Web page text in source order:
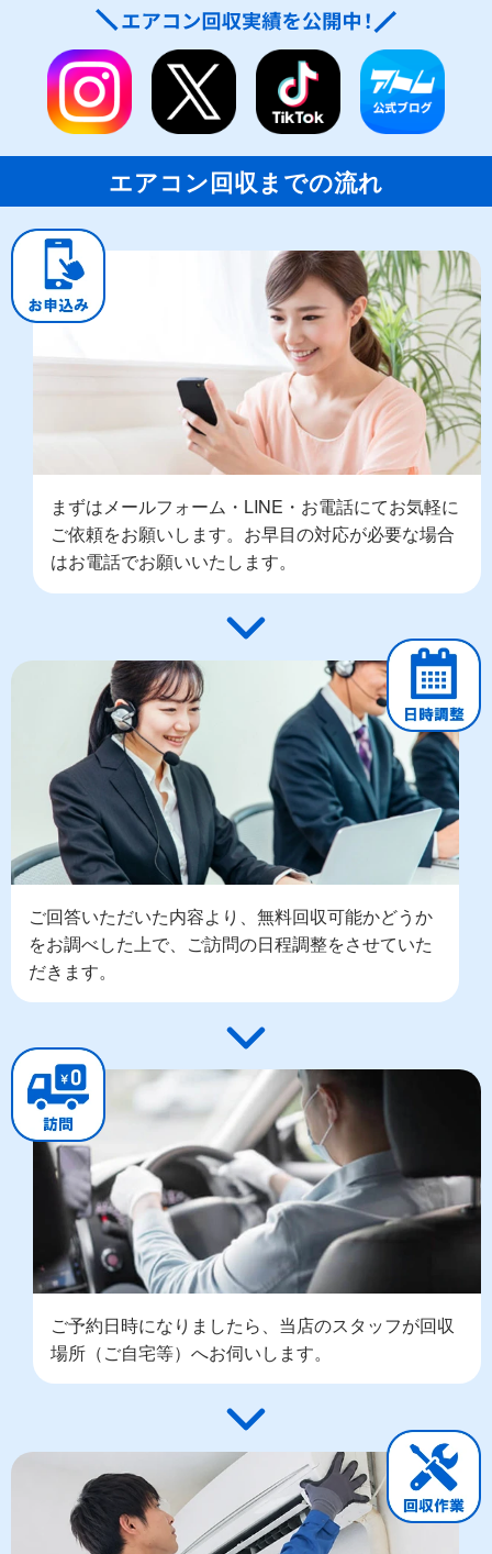
エアコン回収までの流れ
まずはメールフォーム・LINE・お電話にてお気軽に
ご依頼をお願いします。お早目の対応が必要な場合
はお電話でお願いいたします。
ご回答いただいた内容より、無料回収可能かどうか
をお調べした上で、ご訪問の日程調整をさせていた
だきます。
ご予約日時になりましたら、当店のスタッフが回収
場所（ご自宅等）へお伺いします。